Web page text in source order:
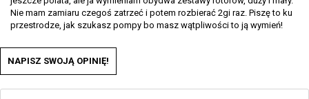
Nie mam zamiaru czegoś zatrzeć i potem rozbierać 2gi raz. Piszę to ku
przestrodze, jak szukasz pompy bo masz wątpliwości to ją wymień!
NAPISZ SWOJĄ OPINIĘ!